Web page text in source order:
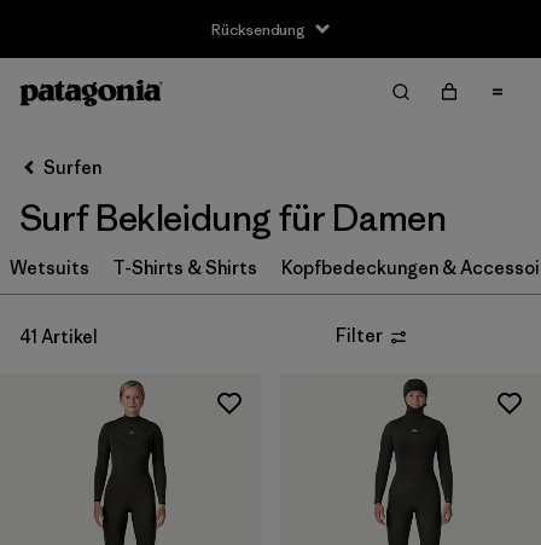
Rücksendung
Filter by
Größe
S (21)
MT (4)
Surfen
Surf Bekleidung für Damen
Wetsuits T-Shirts & Shirts Kopfbedeckungen &
41 Artikel Filter